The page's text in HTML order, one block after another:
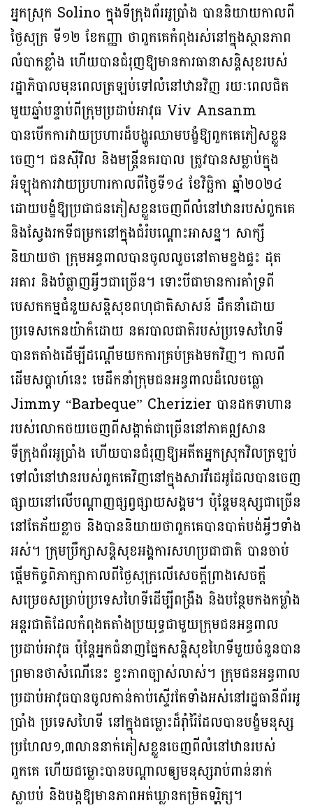
អ្នកស្រុក Solino ក្នុងទីក្រុងព័រអូប្រាំង បាននិយាយកាលពី
ថ្ងៃសុក្រ ទី១២ ខែកញ្ញា ថាពួកគេកំពុងរស់នៅក្នុងស្ថានភាព
លំបាកខ្លាំង ហើយបានជំរុញឱ្យមានការធានាសន្តិសុខរបស់
រដ្ឋាភិបាលមុនពេលត្រឡប់ទៅលំនៅឋានវិញ រយៈពេលជិត
មួយឆ្នាំបន្ទាប់ពីក្រុមប្រដាប់អាវុធ Viv Ansanm
បានបើកការវាយប្រហារដ៏បង្ហូរឈាមបង្ខំឱ្យពួកគេភៀសខ្លួន
ចេញ។ ជនស៊ីវិល និងមន្ត្រីនគរបាល ត្រូវបានសម្លាប់ក្នុង
អំឡុងការវាយប្រហារកាលពីថ្ងៃទី១៤ ខែវិច្ឆិកា ឆ្នាំ២០២៤
ដោយបង្ខំឱ្យប្រជាជនភៀសខ្លួនចេញពីលំនៅឋានរបស់ពួកគេ
និងស្វែងរកទីជម្រកនៅក្នុងជំរំបណ្តោះអាសន្ន។ សាក្សី
និយាយថា ក្រុមអន្ធពាលបានចូលលួចនៅតាមខ្នងផ្ទះ ដុត
អគារ និងបំផ្លាញអ្វីៗជាច្រើន។ ទោះបីជាមានការគាំទ្រពី
បេសកកម្មជំនួយសន្តិសុខពហុជាតិសាសន៍ ដឹកនាំដោយ
ប្រទេសកេនយ៉ាក៏ដោយ នគរបាលជាតិរបស់ប្រទេសហៃទី
បានតតាំងដើម្បីដណ្តើមយកការគ្រប់គ្រងមកវិញ។ កាលពី
ដើមសប្តាហ៍នេះ មេដឹកនាំក្រុមជនអន្ធពាលដ៏លេចធ្លោ
Jimmy “Barbeque” Cherizier បានដកទាហាន
របស់លោកថយចេញពីសង្កាត់ជាច្រើននៅភាគឦសាន
ទីក្រុងព័រអូប្រាំង ហើយបានជំរុញឱ្យអតីតអ្នកស្រុកវិលត្រឡប់
ទៅលំនៅឋានរបស់ពួកគេវិញនៅក្នុងសារវីដេអូដែលបានចេញ
ផ្សាយនៅលើបណ្តាញផ្សព្វផ្សាយសង្គម។ ប៉ុន្តែមនុស្សជាច្រើន
នៅតែភ័យខ្លាច និងបាននិយាយថាពួកគេបានបាត់បង់អ្វីៗទាំង
អស់។ ក្រុមប្រឹក្សាសន្តិសុខអង្គការសហប្រជាជាតិ បានចាប់
ផ្តើមកិច្ចពិភាក្សាកាលពីថ្ងៃសុក្រលើសេចក្តីព្រាងសេចក្តី
សម្រេចសម្រាប់ប្រទេសហៃទីដើម្បីពង្រឹង និងបន្ថែមកងកម្លាំង
អន្តរជាតិដែលកំពុងតតាំងប្រយុទ្ធជាមួយក្រុមជនអន្ធពាល
ប្រដាប់អាវុធ ប៉ុន្តែអ្នកជំនាញផ្នែកសន្តិសុខហៃទីមួយចំនួនបាន
ព្រមានថាសំណើនេះ ខ្វះភាពច្បាស់លាស់។ ក្រុមជនអន្ធពាល
ប្រដាប់អាវុធបានចូលកាន់កាប់ស្ទើរតែទាំងអស់នៅរដ្ឋធានីព័រអូ
ប្រាំង ប្រទេសហៃទី នៅក្នុងជម្លោះដ៏រ៉ាំរ៉ៃដែលបានបង្ខំមនុស្ស
ប្រហែល១,៣លាននាក់ភៀសខ្លួនចេញពីលំនៅឋានរបស់
ពួកគេ ហើយជម្លោះបានបណ្តាលឲ្យមនុស្សរាប់ពាន់នាក់
ស្លាបប់ និងបង្កឱ្យមានភាពអត់ឃ្លានកម្រិតទុរ្ភិក្ស។